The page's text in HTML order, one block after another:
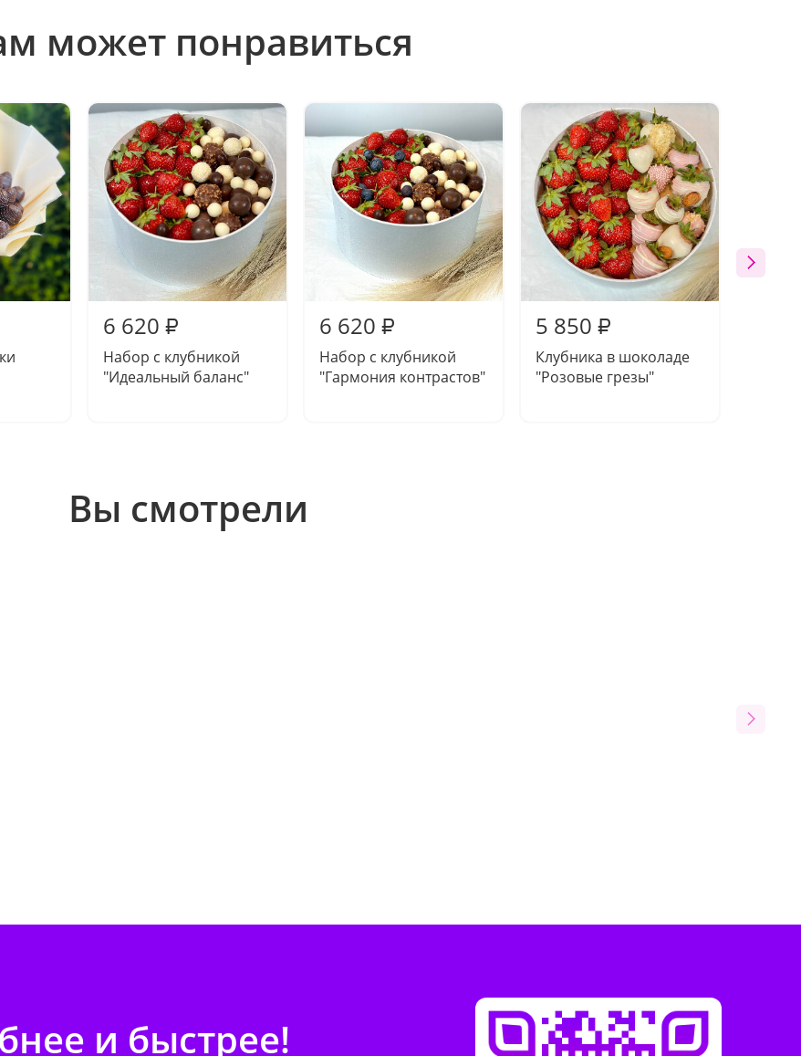
может понравиться
6 620 ₽
Набор с клубникой
"Идеальный баланс"
6 620 ₽
Набор с клубникой
"Гармония контрастов"
5 850 ₽
Клубника в шоколаде
"Розовые грезы"
Вы смотрели
и быстрее!